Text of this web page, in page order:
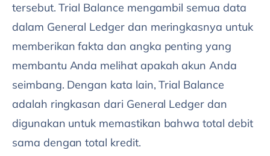
tersebut. Trial Balance mengambil semua data
dalam General Ledger dan meringkasnya untuk
memberikan fakta dan angka penting yang
membantu Anda melihat apakah akun Anda
seimbang. Dengan kata lain, Trial Balance
adalah ringkasan dari General Ledger dan
digunakan untuk memastikan bahwa total debit
sama dengan total kredit.